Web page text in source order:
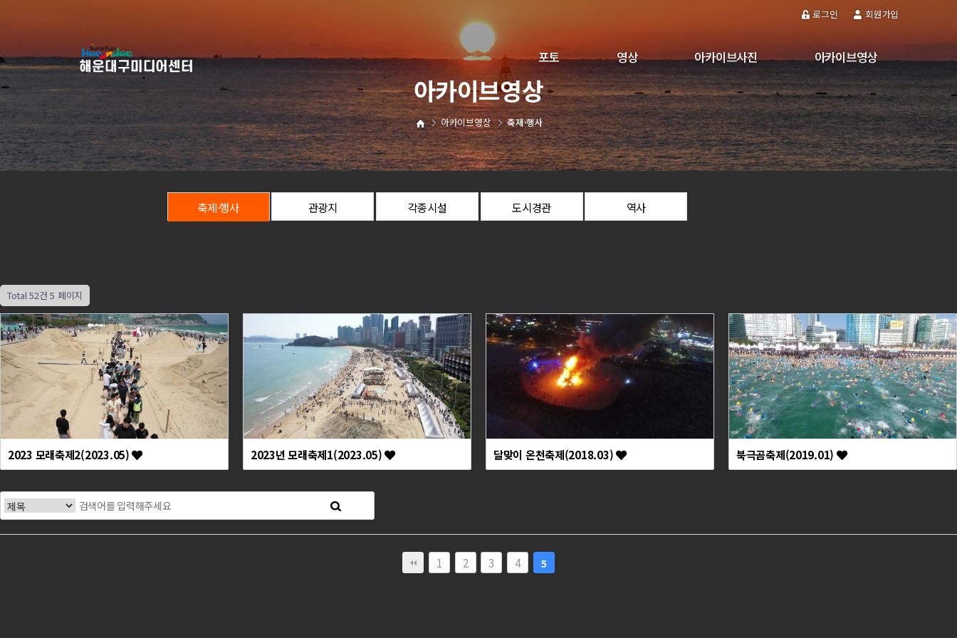
로그인 회원가입
포토
해운대구정
문화·축제
사진찾아가세요
영상
구정뉴스
해운대야놀자
아카이브사진
축제·행사
관광지
각종시설
아카이브영상
축제·행사
관광지
각종시설
축제·행사 관광지 각종시설 도시경관 역사
아카이브영상 축제·행사
아카이브영상
Total 52건 5 페이지
2023 모래축제2(2023.05) 2023년 모래축제1(2023.05) 달맞이 온천축제(2018.03) 북극곰축제(2019.01)
1 2 3 4 5